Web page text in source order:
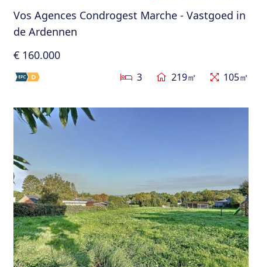
Vos Agences Condrogest Marche - Vastgoed in
de Ardennen
€ 160.000
3 219㎡ 105㎡